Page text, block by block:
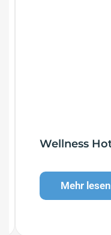
Wellness
Mehr lesen